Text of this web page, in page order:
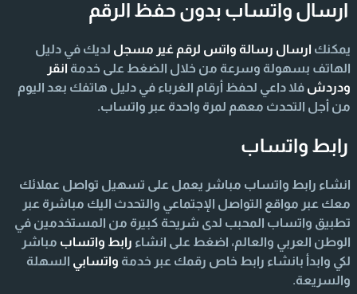
ارسال واتساب بدون حفظ الرقم
يمكنك ارسال رسالة واتس لرقم غير مسجل لديك في دليل
الهاتف بسهولة وسرعة من خلال الضغط على خدمة انقر
ودردش فلا داعي لحفظ أرقام الغرباء في دليل هاتفك بعد اليوم
من أجل التحدث معهم لمرة واحدة عبر واتساب.
رابط واتساب
انشاء رابط واتساب مباشر يعمل على تسهيل تواصل عملائك
معك عبر مواقع التواصل الإجتماعي والتحدث اليك مباشرة عبر
تطبيق واتساب المحبب لدى شريحة كبيرة من المستخدمين في
الوطن العربي والعالم، اضغط على انشاء رابط واتساب مباشر
لكي وابدأ بانشاء رابط خاص رقمك عبر خدمة واتسابي السهلة
والسريعة.